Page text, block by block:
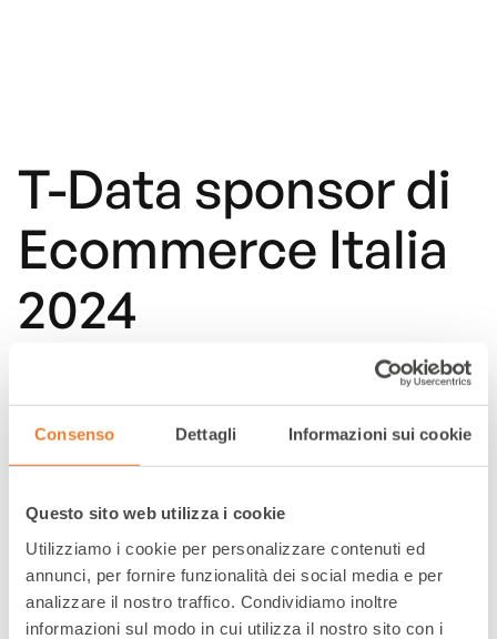
Consenso Dettagli Informazioni sui cookie
Questo sito web utilizza i cookie
Utilizziamo i cookie per personalizzare contenuti ed
annunci, per fornire funzionalità dei social media e per
analizzare il nostro traffico. Condividiamo inoltre
informazioni sul modo in cui utilizza il nostro sito con i
T-Data sponsor di
Ecommerce Italia
2024
a Milano il 10 Aprile, che online con un webinar
pre-evento.